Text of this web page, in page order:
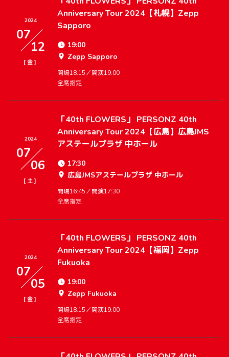
2024
07
12
[ 金]
Anniversary Tour 2024【札幌】Zepp
Sapporo
19:00
Zepp Sapporo
開場18:15／開演19:00
全席指定
2024
07
06
[ 土]
「40th FLOWERS」 PERSONZ 40th
Anniversary Tour 2024【広島】広島JMS
アステールプラザ 中ホール
17:30
広島JMSアステールプラザ 中ホール
開場16:45／開演17:30
全席指定
2024
07
05
[ 金]
「40th FLOWERS」 PERSONZ 40th
Anniversary Tour 2024【福岡】Zepp
Fukuoka
19:00
Zepp Fukuoka
開場18:15／開演19:00
全席指定